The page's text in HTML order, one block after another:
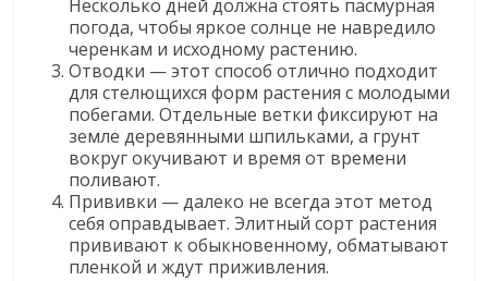
Несколько дней должна стоять пасмурная
погода, чтобы яркое солнце не навредило
черенкам и исходному растению.
Отводки — этот способ отлично подходит
для стелющихся форм растения с молодыми
побегами. Отдельные ветки фиксируют на
земле деревянными шпильками, а грунт
вокруг окучивают и время от времени
поливают.
Прививки — далеко не всегда этот метод
себя оправдывает. Элитный сорт растения
прививают к обыкновенному, обматывают
пленкой и ждут приживления.